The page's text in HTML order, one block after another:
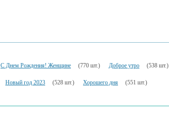
С Днем Рождения! Женщине (770 шт.) Доброе утро (538 шт.)
Новый год 2023 (528 шт.) Хорошего дня (551 шт.)